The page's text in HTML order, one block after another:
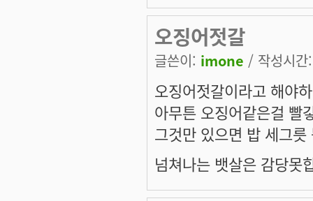
오징어젓갈
글쓴이: imone / 작성시
오징어젓갈이라고 해야
아무튼 오징어같은걸 빨
그것만 있으면 밥 세그
넘쳐나는 뱃살은 감당못